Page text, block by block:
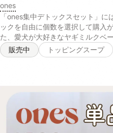
ones
「ones集中デトックスセット」
ックを自由に個数を選択して購入
た、愛犬が大好きなヤギミルクベ
アントシアニンやβカロテンが、肝
乳、にんじんパウダー、脱脂米ぬ
ランベリーのキナ酸などの成分が
す。 【サツマイモ末、脱脂米ぬ
ー、ホエイパウダー、本葛粉、ク
リン(一部に乳成分を含む)】
布とチーズの香りが食欲をそそる
販売中 トッピングスープ